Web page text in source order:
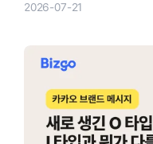
2026-07-21